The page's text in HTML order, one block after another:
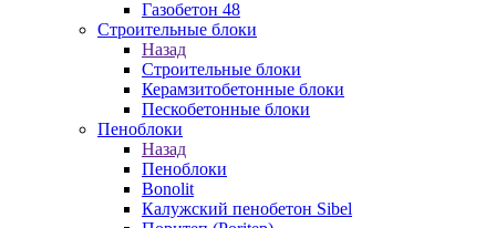
Газобетон 48
Строительные блоки
Назад
Строительные блоки
Керамзитобетонные блоки
Пескобетонные блоки
Пеноблоки
Назад
Пеноблоки
Bonolit
Калужский пенобетон Sibel